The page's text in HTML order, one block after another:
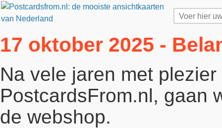
17 oktober 2025 -
Na vele jaren met
PostcardsFrom.nl, gaan
de webshop.